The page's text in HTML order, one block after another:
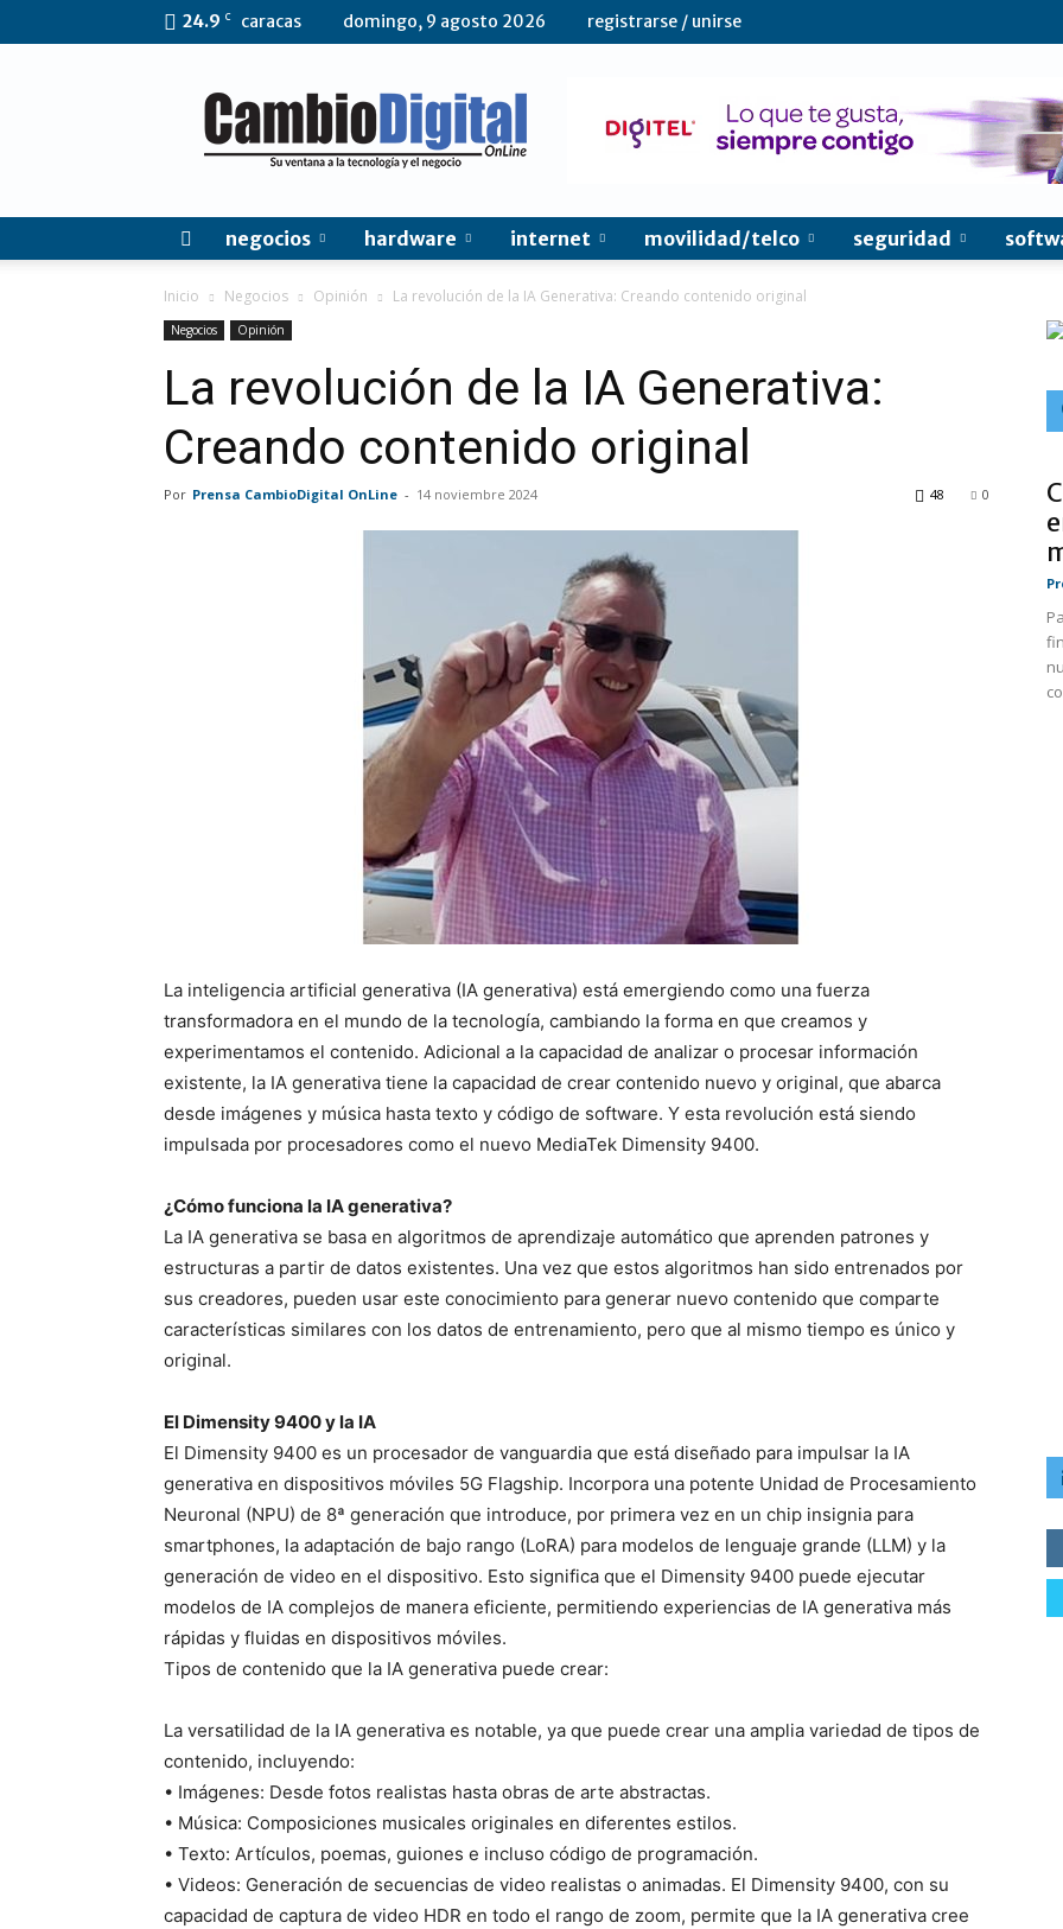
24.9 C caracas domingo, 9 agosto 2026 registrarse / unirse
CambioDigital
OnLine
negocios hardware internet movilidad/telco seguridad
Inicio Negocios Opinión La revolución de la IA Generativa: Creando contenido original
Negocios Opinión
La revolución de la IA Generativa:
Creando contenido original
Por Prensa CambioDigital OnLine - 14 noviembre 2024 0
48
La inteligencia artificial generativa (IA generativa) está emergiendo como una fuerza
transformadora en el mundo de la tecnología, cambiando la forma en que creamos y
experimentamos el contenido. Adicional a la capacidad de analizar o procesar información
existente, la IA generativa tiene la capacidad de crear contenido nuevo y original, que abarca
desde imágenes y música hasta texto y código de software. Y esta revolución está siendo
impulsada por procesadores como el nuevo MediaTek Dimensity 9400.
¿Cómo funciona la IA generativa?
La IA generativa se basa en algoritmos de aprendizaje automático que aprenden patrones y
estructuras a partir de datos existentes. Una vez que estos algoritmos han sido entrenados por
sus creadores, pueden usar este conocimiento para generar nuevo contenido que comparte
características similares con los datos de entrenamiento, pero que al mismo tiempo es único y
original.
El Dimensity 9400 y la IA
El Dimensity 9400 es un procesador de vanguardia que está diseñado para impulsar la IA
generativa en dispositivos móviles 5G Flagship. Incorpora una potente Unidad de Procesamiento
Neuronal (NPU) de 8ª generación que introduce, por primera vez en un chip insignia para
smartphones, la adaptación de bajo rango (LoRA) para modelos de lenguaje grande (LLM) y la
generación de video en el dispositivo. Esto significa que el Dimensity 9400 puede ejecutar
modelos de IA complejos de manera eficiente, permitiendo experiencias de IA generativa más
rápidas y fluidas en dispositivos móviles.
Tipos de contenido que la IA generativa puede crear:
La versatilidad de la IA generativa es notable, ya que puede crear una amplia variedad de tipos de
contenido, incluyendo:
• Imágenes: Desde fotos realistas hasta obras de arte abstractas.
• Música: Composiciones musicales originales en diferentes estilos.
• Texto: Artículos, poemas, guiones e incluso código de programación.
• Videos: Generación de secuencias de video realistas o animadas. El Dimensity 9400, con su
capacidad de captura de video HDR en todo el rango de zoom, permite que la IA generativa cree